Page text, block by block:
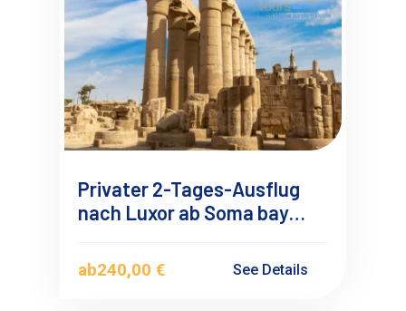
Privater 2-Tages-Ausflug
nach Luxor ab Soma bay
ab240,00 € See Details